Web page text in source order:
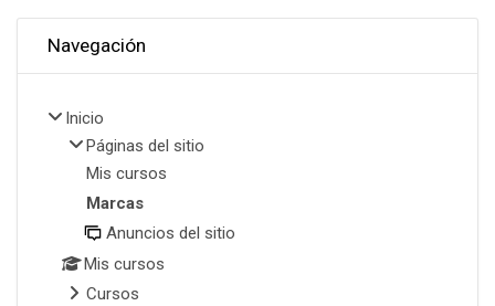
Navegación
Inicio
Páginas del sitio
Mis cursos
Marcas
Anuncios del sitio
Mis cursos
Cursos